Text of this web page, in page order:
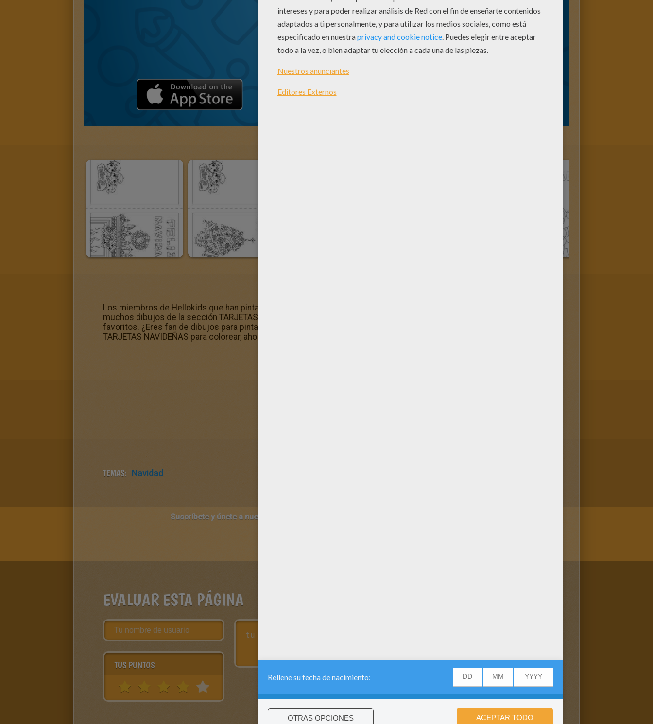
Los miembros de Hellokids que han pintado este dibujo de Carta del Belén para doblar también han seleccionado
muchos dibujos de la sección TARJETAS NAVIDEÑAS para colorear porque contiene todos sus dibujos para pintar
favoritos. ¿Eres fan de dibujos para pintar y al mismo tiempo fan del planeta? Con Hellokids, procura imprimir
TARJETAS NAVIDEÑAS para colorear, ahorra papel y sigue divirtiéndote coloreando online.
TEMAS: Navidad
Suscríbete y únete a nuestro canal de vídeos para niños en Youtube:
EVALUAR ESTA PÁGINA
TUS PUNTOS